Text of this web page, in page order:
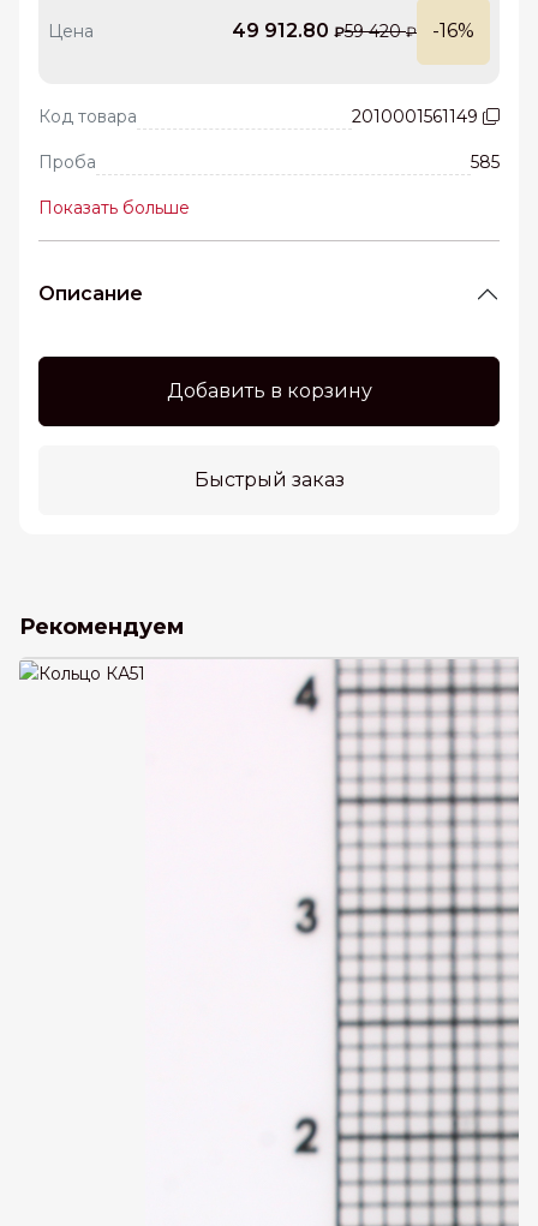
Цена 49 912.80 ₽59 420₽ -16%
Код товара 2010001561149
Проба 585
Показать больше
Описание
Добавить в корзину
Быстрый заказ
Рекомендуем